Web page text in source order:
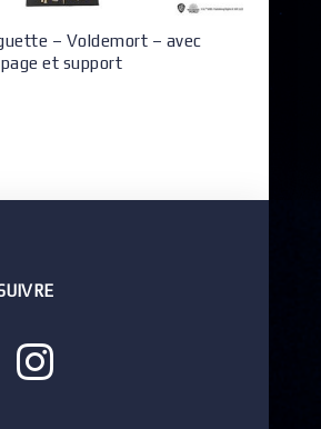
– Voldemort – avec
et support